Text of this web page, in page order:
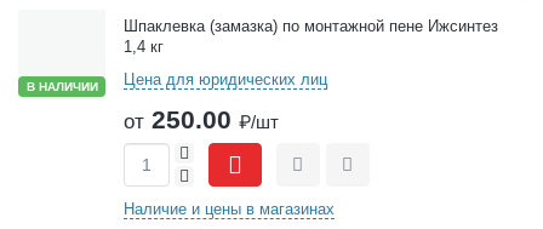
В НАЛИЧИИ
Шпаклевка (замазка) по монтажной пене Ижсинтез
1,4 кг
Цена для юридических лиц
от 250.00 ₽/шт
-
+
СравнитьОтложить
Наличие и цены в магазинах